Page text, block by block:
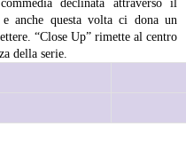
declinata attraverso il
anche questa volta ci dona un
“Close Up” rimette al centro
della serie.